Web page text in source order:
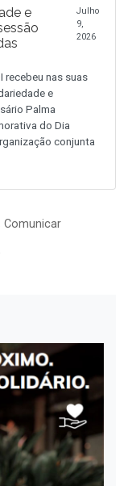
e
Julho
9,
2026
recebeu nas suas
e
Palma
do Dia
conjunta
Comunicar